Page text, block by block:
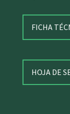
FICHA
HOJA DE